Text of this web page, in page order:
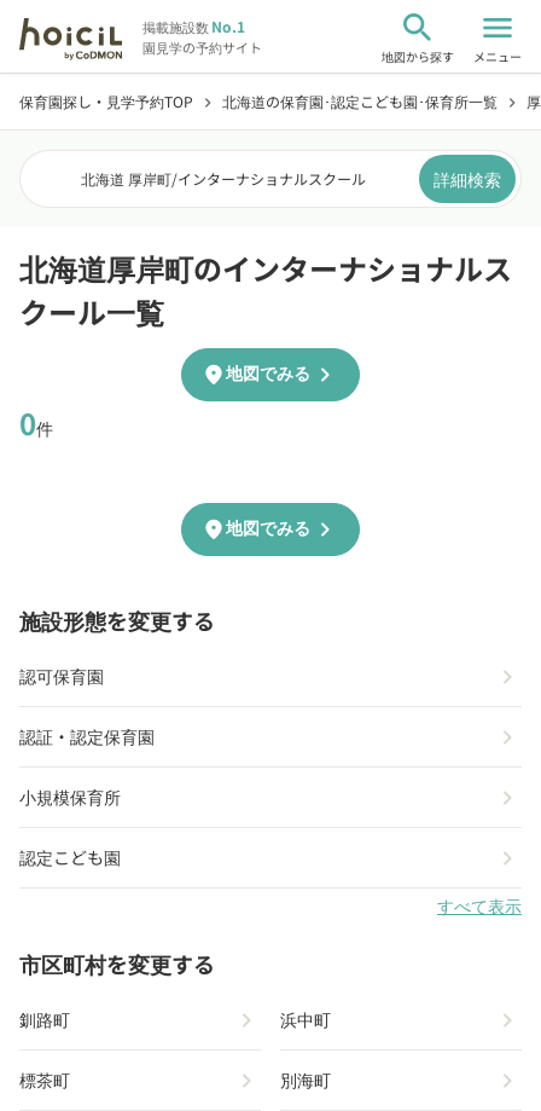
掲載施設数No.1
園見学の予約サイト
search
地図から探す
menu
メニュー
保育園探し・見学予約TOP chevron_right 北海道の保育園･認定こども園･保育所一覧 chevron_right
北海道 厚岸町/インターナショナルスクール 詳細検索
北海道厚岸町のインターナショナルス
クール一覧
0件
location_on地図でみる chevron_right
location_on地図でみる chevron_right
施設形態を変更する
認可保育園 chevron_right
認証・認定保育園 chevron_right
小規模保育所 chevron_right
認定こども園 chevron_right
すべて表示
市区町村を変更する
釧路町 chevron_right 浜中町 chevron_right
標茶町 chevron_right 別海町 chevron_right